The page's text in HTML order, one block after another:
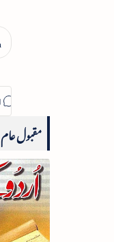
مقبول عام